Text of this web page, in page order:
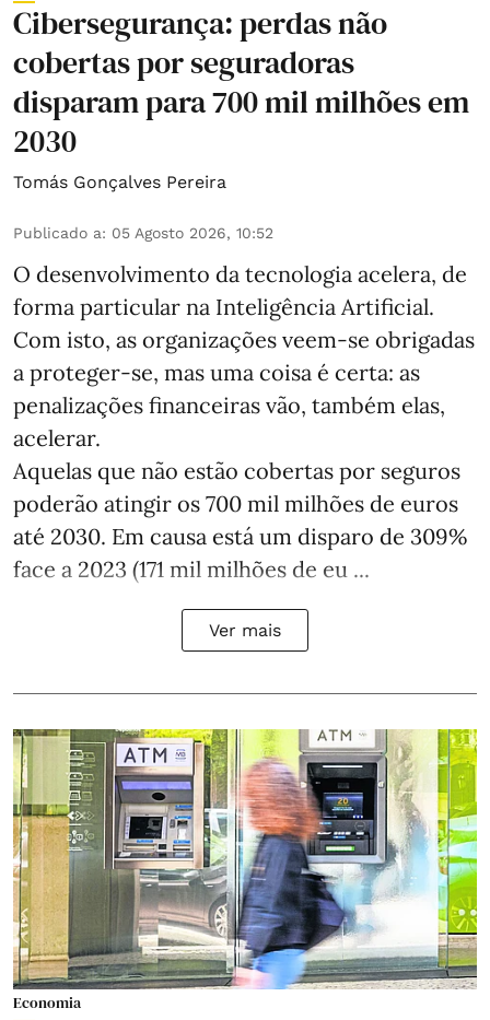
Cibersegurança: perdas não
cobertas por seguradoras
disparam para 700 mil milhões em
2030
Tomás Gonçalves Pereira
Publicado a: 05 Agosto 2026, 10:52
O desenvolvimento da tecnologia acelera, de
forma particular na Inteligência Artificial.
Com isto, as organizações veem-se obrigadas
a proteger-se, mas uma coisa é certa: as
penalizações financeiras vão, também elas,
acelerar.
Aquelas que não estão cobertas por seguros
poderão atingir os 700 mil milhões de euros
até 2030. Em causa está um disparo de 309%
face a 2023 (171 mil milhões de eu ...
Ver mais
Economia